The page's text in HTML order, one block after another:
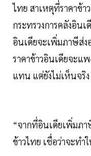
ไทย สาเหตุที่ราคาข้า
กระทรวงการคลังอิน
อินเดียจะเพิ่มภาษีส่ง
ราคาข้าวอินเดียจะแ
แทน แต่ยังไม่เห็นจริ
“จากที่อินเดียเพิ่มภา
ข้าวไทย เชื่อว่าจะทำ